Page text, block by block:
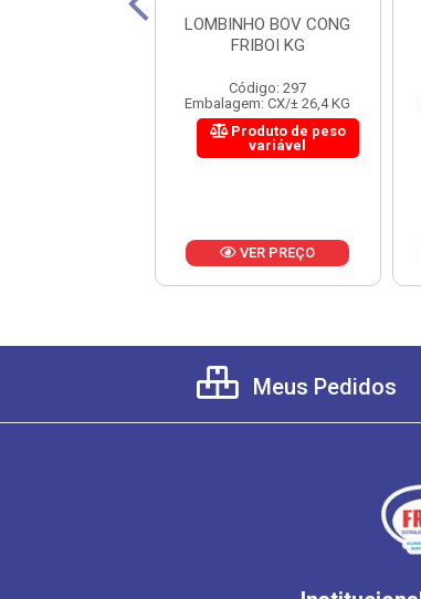
LOMBINHO BOV CONG
FRIBOI KG
Código: 297
Embalagem: CX/± 26,4 KG
Produto de peso
variável
VER PREÇO
Meus Pedidos